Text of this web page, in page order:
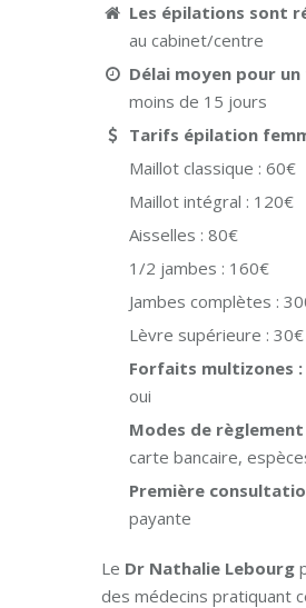
Les épilations sont
au cabinet/centre
Délai moyen pour
moins de 15 jours
Tarifs épilation
Maillot classique : 60€
Maillot intégral : 120€
Aisselles : 80€
1/2 jambes : 160€
Jambes complètes :
Lèvre supérieure : 30€
Forfaits multizones :
oui
Modes de
carte bancaire,
Première
payante
Le Dr Nathalie Lebourg
des médecins pratiquant